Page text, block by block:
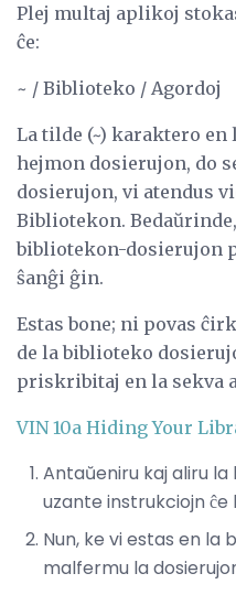
Plej multaj aplikoj
ĉe:
~ / Biblioteko / Agordoj
La tilde (~) karaktero
hejmon dosierujon, do
dosierujon, vi atendus
Bibliotekon.
bibliotekon-dosierujon
ŝanĝi ĝin.
Estas bone; ni povas
de la biblioteko
priskribitaj en la sekva
VIN 10a Hiding Your
Antaŭeniru kaj aliru
uzante instrukciojn ĉe
Nun, ke vi estas en la
malfermu la